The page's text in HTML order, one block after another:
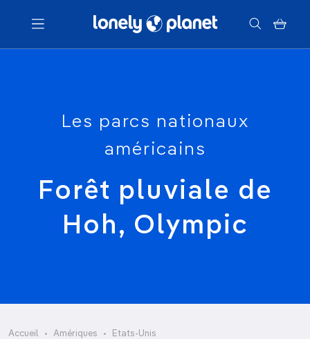
Menu
Votre recherche
Les parcs nationaux
américains
Forêt pluviale de
Hoh, Olympic
Accueil Amériques
Etats-Unis